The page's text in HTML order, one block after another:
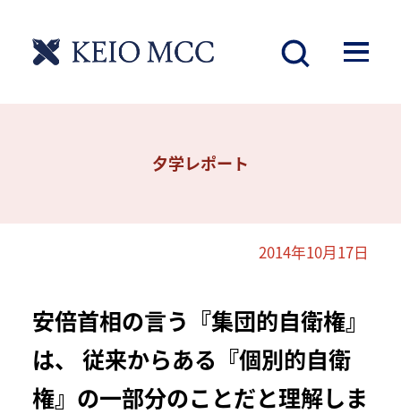
夕学レポート
2014年10月17日
安倍首相の言う『集団的自衛権』
は、 従来からある『個別的自衛
権』の一部分のことだと理解しま